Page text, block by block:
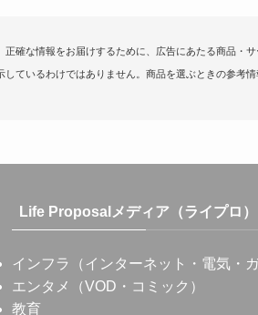
確な情報をお届けするために、広告にあたる商品・
ているわけではありません。商品を選ぶときの参考情
Life Proposalメディア（ライプロ）
インフラ（インターネット・電気・ガ
エンタメ（VOD・コミック）
教育